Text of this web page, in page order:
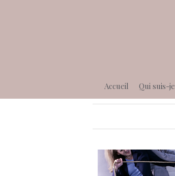
Accueil Qui suis-je